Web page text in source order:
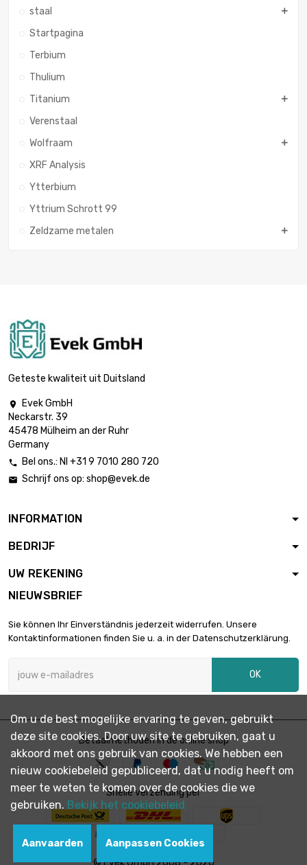
staal
Startpagina
Terbium
Thulium
Titanium
Verenstaal
Wolfraam
XRF Analysis
Ytterbium
Yttrium Schrott 99
Zeldzame metalen
Geteste kwaliteit uit Duitsland

Evek GmbH
Neckarstr. 39
45478 Mülheim an der Ruhr
Germany
 Bel ons.: Nl +31 9 7010 280 720
 Schrijf ons op: shop@evek.de
INFORMATION
BEDRIJF
UW REKENING
NIEUWSBRIEF
Sie können Ihr Einverständnis jederzeit widerrufen. Unsere
Kontaktinformationen finden Sie u. a. in der Datenschutzerklärung.
OK
Betaalmethoden in de online shop
Snelle verzending per
Om u de best mogelijke ervaring te geven, gebruikt
deze site cookies. Door uw site te gebruiken, gaat u
akkoord met ons gebruik van cookies. We hebben een
nieuw cookiebeleid gepubliceerd, dat u nodig heeft om
meer te weten te komen over de cookies die we
gebruiken. Bekijk het cookiebeleid.
Aanvaarden Aanpassen Cookies